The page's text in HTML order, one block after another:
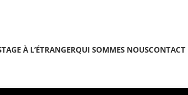
À L’ÉTRANGERQUI SOMMES NOUSCONTACT